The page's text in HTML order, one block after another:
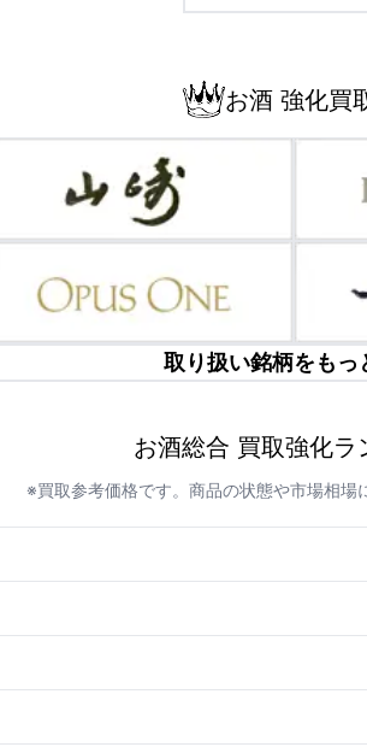
お酒 強化買
取り扱い銘柄をもっ
お酒総合 買取強化ラ
※買取参考価格です。商品の状態や市場相場